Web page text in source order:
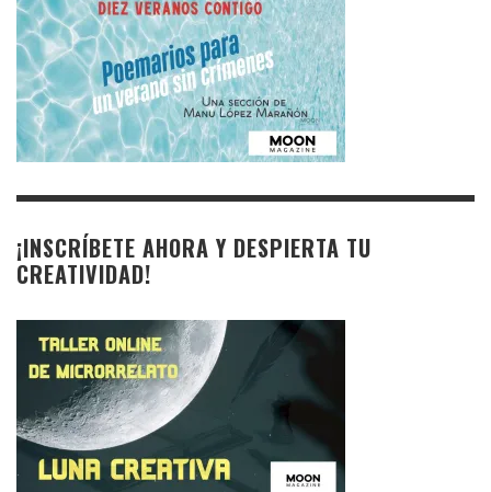
¡INSCRÍBETE AHORA Y DESPIERTA TU
CREATIVIDAD!